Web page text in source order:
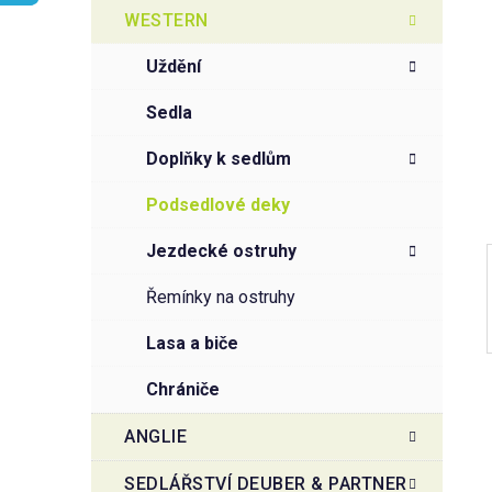
WESTERN
uždění
sedla
doplňky k sedlům
podsedlové deky
jezdecké ostruhy
řemínky na ostruhy
lasa a biče
chrániče
ANGLIE
SEDLÁŘSTVÍ DEUBER & PARTNER